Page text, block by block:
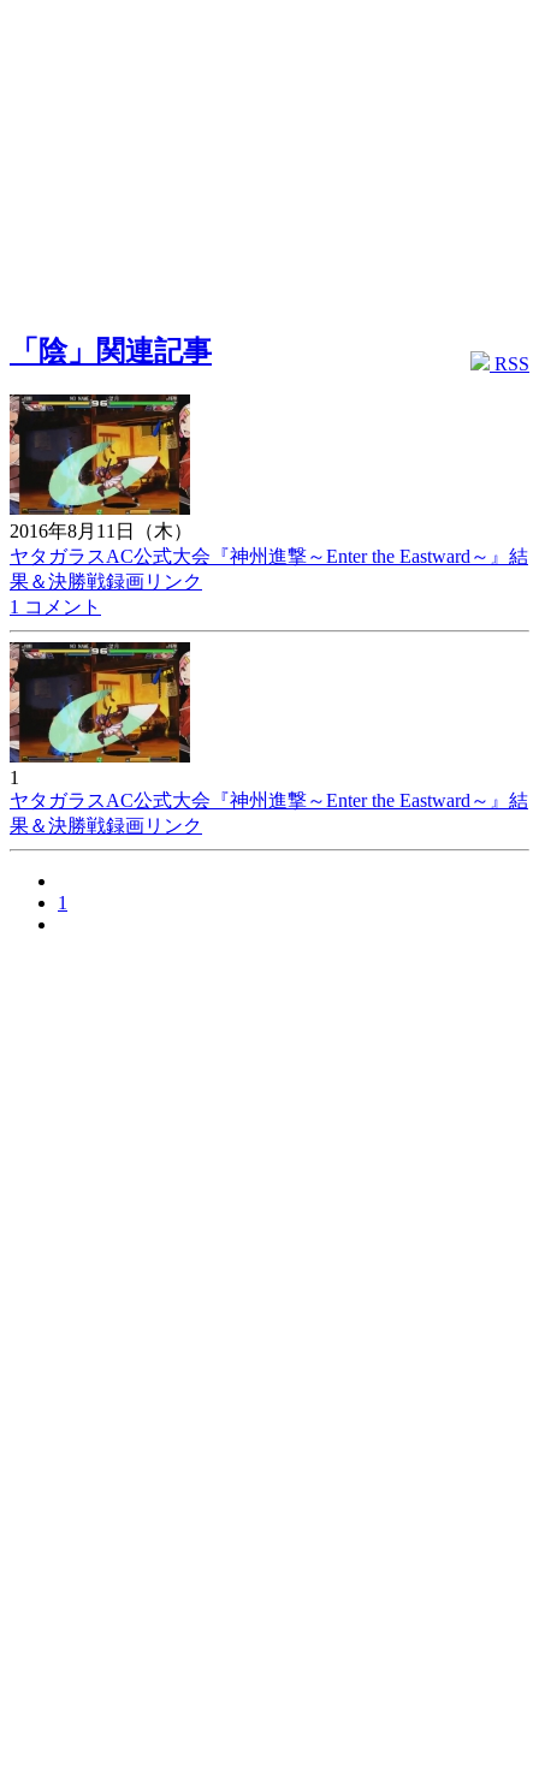
RSS
「陰」関連記事
2016年8月11日（木）
ヤタガラスAC公式大会『神州進撃～Enter the Eastward～』結
果＆決勝戦録画リンク
1 コメント
1
ヤタガラスAC公式大会『神州進撃～Enter the Eastward～』結
果＆決勝戦録画リンク
1